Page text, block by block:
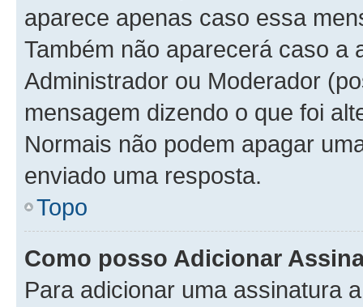
aparece apenas caso essa
Também não aparecerá caso a
Administrador ou Moderador
mensagem dizendo o que foi
Normais não podem apagar
enviado uma resposta.
Topo
Como posso Adicionar
Para adicionar uma assinatura